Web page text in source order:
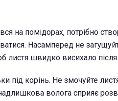
на помідорах, потрібно
Насамперед не
листя швидко висихало
під корінь. Не змочуйте
волога сприяє